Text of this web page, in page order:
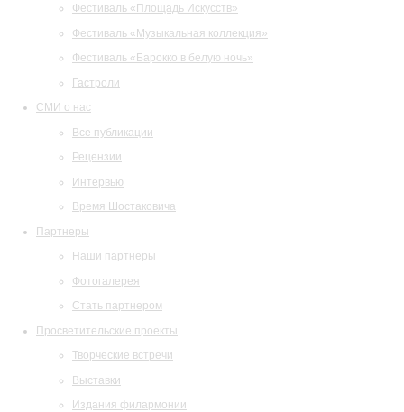
Фестиваль «Площадь Искусств»
Фестиваль «Музыкальная коллекция»
Фестиваль «Барокко в белую ночь»
Гастроли
СМИ о нас
Все публикации
Рецензии
Интервью
Время Шостаковича
Партнеры
Наши партнеры
Фотогалерея
Стать партнером
Просветительские проекты
Творческие встречи
Выставки
Издания филармонии